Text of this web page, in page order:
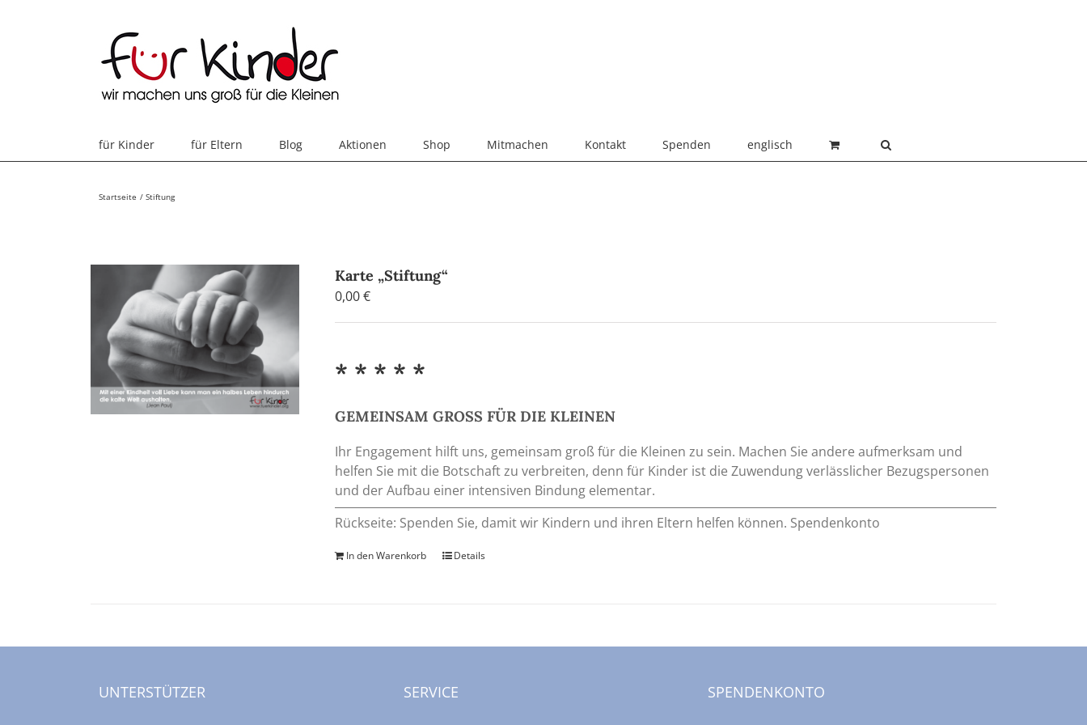
für Kinder für Eltern Blog Aktionen Shop Mitmachen Kontakt Spenden englisch
Startseite Stiftung
Karte „Stiftung“
0,00€
* * * * *
GEMEINSAM GROSS FÜR DIE KLEINEN
Ihr Engagement hilft uns, gemeinsam groß für die Kleinen zu sein. Machen Sie andere aufmerksam und
helfen Sie mit die Botschaft zu verbreiten, denn für Kinder ist die Zuwendung verlässlicher Bezugspersonen
und der Aufbau einer intensiven Bindung elementar.
Rückseite: Spenden Sie, damit wir Kindern und ihren Eltern helfen können. Spendenkonto
In den Warenkorb Details
UNTERSTÜTZER SERVICE SPENDENKONTO